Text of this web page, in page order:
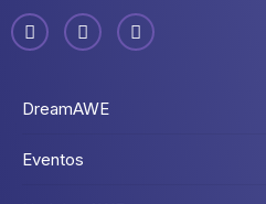
DreamAWE
Eventos